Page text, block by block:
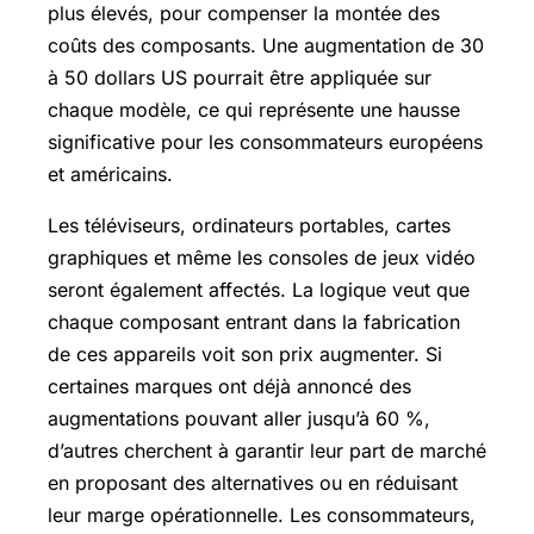
plus élevés, pour compenser la montée des
coûts des composants. Une augmentation de 30
à 50 dollars US pourrait être appliquée sur
chaque modèle, ce qui représente une hausse
significative pour les consommateurs européens
et américains.
Les téléviseurs, ordinateurs portables, cartes
graphiques et même les consoles de jeux vidéo
seront également affectés. La logique veut que
chaque composant entrant dans la fabrication
de ces appareils voit son prix augmenter. Si
certaines marques ont déjà annoncé des
augmentations pouvant aller jusqu’à 60 %,
d’autres cherchent à garantir leur part de marché
en proposant des alternatives ou en réduisant
leur marge opérationnelle. Les consommateurs,